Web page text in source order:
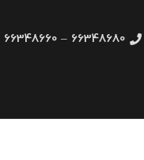
66348680 – 66348660